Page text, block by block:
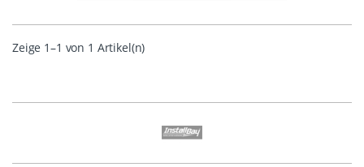
Zeige 1–1 von 1 Artikel(n)